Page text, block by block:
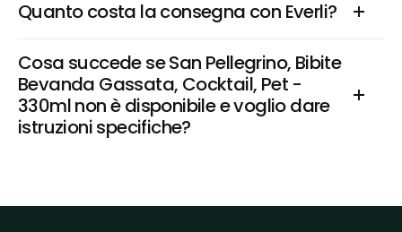
Quanto costa la consegna con Everli?
Cosa succede se San Pellegrino, Bibite
Bevanda Gassata, Cocktail, Pet -
330ml non è disponibile e voglio dare
istruzioni specifiche?